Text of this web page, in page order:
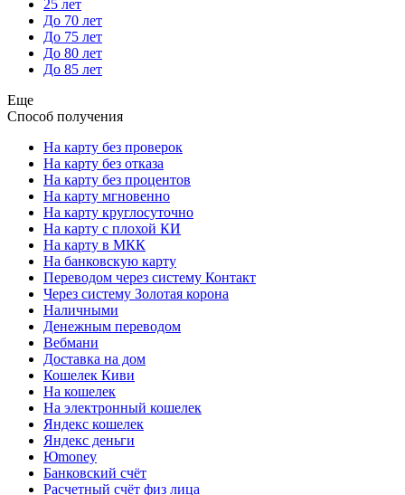
25 лет
До 70 лет
До 75 лет
До 80 лет
До 85 лет
Еще
Способ получения
На карту без проверок
На карту без отказа
На карту без процентов
На карту мгновенно
На карту круглосуточно
На карту с плохой КИ
На карту в МКК
На банковскую карту
Переводом через систему Контакт
Через систему Золотая корона
Наличными
Денежным переводом
Вебмани
Доставка на дом
Кошелек Киви
На кошелек
На электронный кошелек
Яндекс кошелек
Яндекс деньги
Юmoney
Банковский счёт
Расчетный счёт физ лица